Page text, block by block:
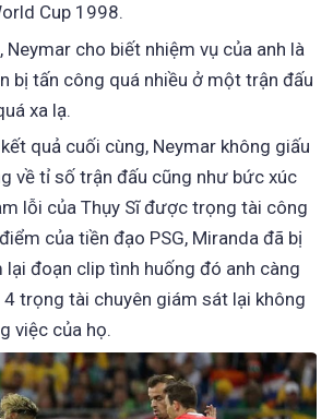
Cup 1998.
Neymar cho biết nhiệm vụ của anh là
bị tấn công quá nhiều ở một trận đấu
xa lạ.
quả cuối cùng, Neymar không giấu
về tỉ số trận đấu cũng như bức xúc
lỗi của Thụy Sĩ được trọng tài công
của tiền đạo PSG, Miranda đã bị
lại đoạn clip tình huống đó anh càng
trọng tài chuyên giám sát lại không
việc của họ.